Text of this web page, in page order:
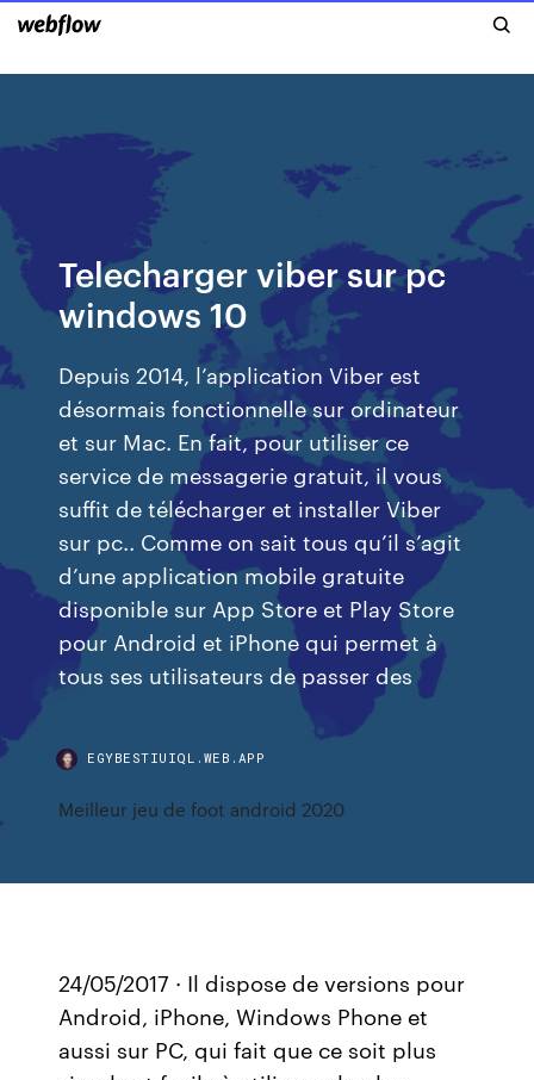
Telecharger viber sur pc
windows 10
Depuis 2014, l’application Viber est
désormais fonctionnelle sur ordinateur
et sur Mac. En fait, pour utiliser ce
service de messagerie gratuit, il vous
suffit de télécharger et installer Viber
sur pc.. Comme on sait tous qu’il s’agit
d’une application mobile gratuite
disponible sur App Store et Play Store
pour Android et iPhone qui permet à
tous ses utilisateurs de passer des
EGYBESTIUIQL.WEB.APP
Meilleur jeu de foot android 2020
24/05/2017 · Il dispose de versions pour
Android, iPhone, Windows Phone et
aussi sur PC, qui fait que ce soit plus